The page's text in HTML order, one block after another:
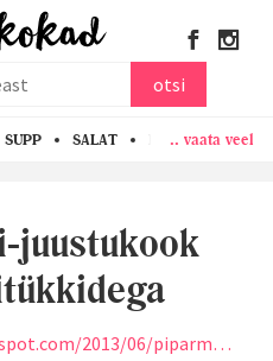
otsi
SUPP SALAT PASTA KANA
.. vaata veel
juustukook
http://maitsevseiklus.blogspot.com/2013/06/piparmundi-juustukook-sokolaaditukkidega.html